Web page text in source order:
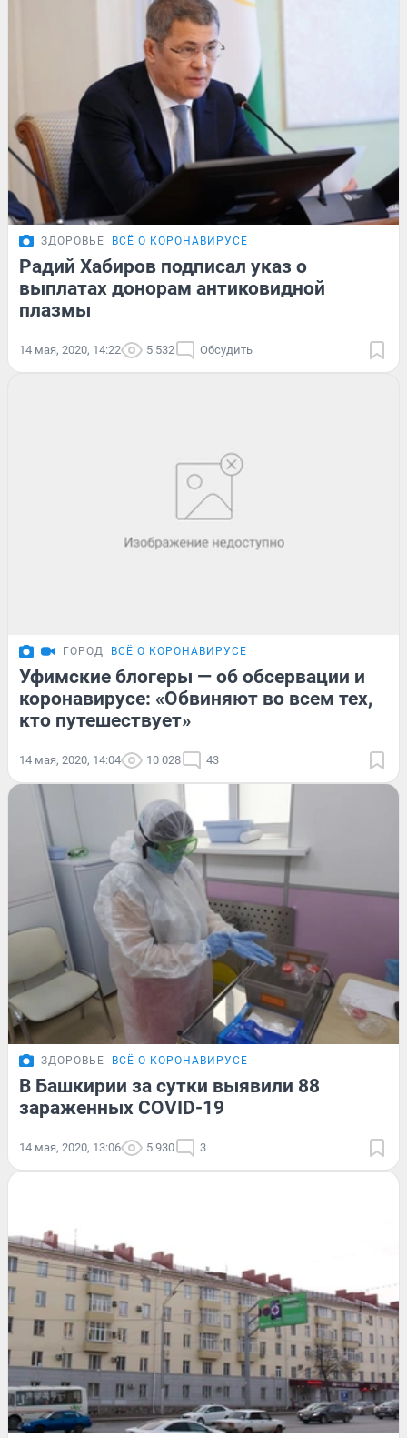
ЗДОРОВЬЕ ВСЁ О КОРОНАВИРУСЕ
Радий Хабиров подписал указ о
выплатах донорам антиковидной
плазмы
14 мая, 2020, 14:22 5 532 Обсудить
ГОРОД ВСЁ О КОРОНАВИРУСЕ
Уфимские блогеры — об обсервации и
коронавирусе: «Обвиняют во всем тех,
кто путешествует»
14 мая, 2020, 14:04 10 028 43
ЗДОРОВЬЕ ВСЁ О КОРОНАВИРУСЕ
В Башкирии за сутки выявили 88
зараженных COVID-19
14 мая, 2020, 13:06 5 930 3